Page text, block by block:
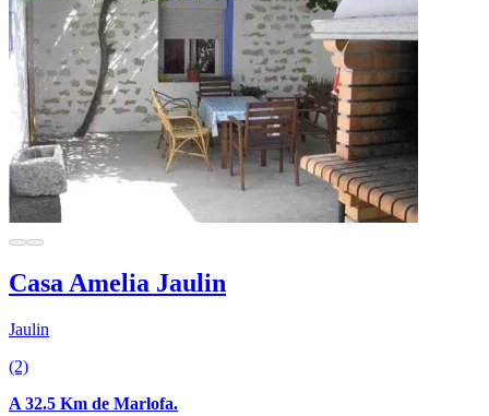
Casa Amelia Jaulin
Jaulin
(2)
A 32.5 Km de Marlofa.